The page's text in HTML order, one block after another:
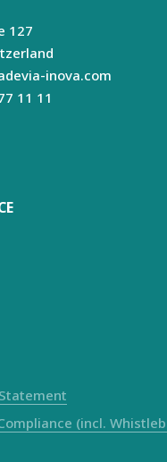
127
inova.com
11 11
(incl.